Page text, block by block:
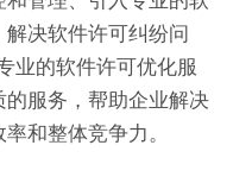
决软件许可纠纷问
业的软件许可优化服
服务，帮助企业解决
和整体竞争力。